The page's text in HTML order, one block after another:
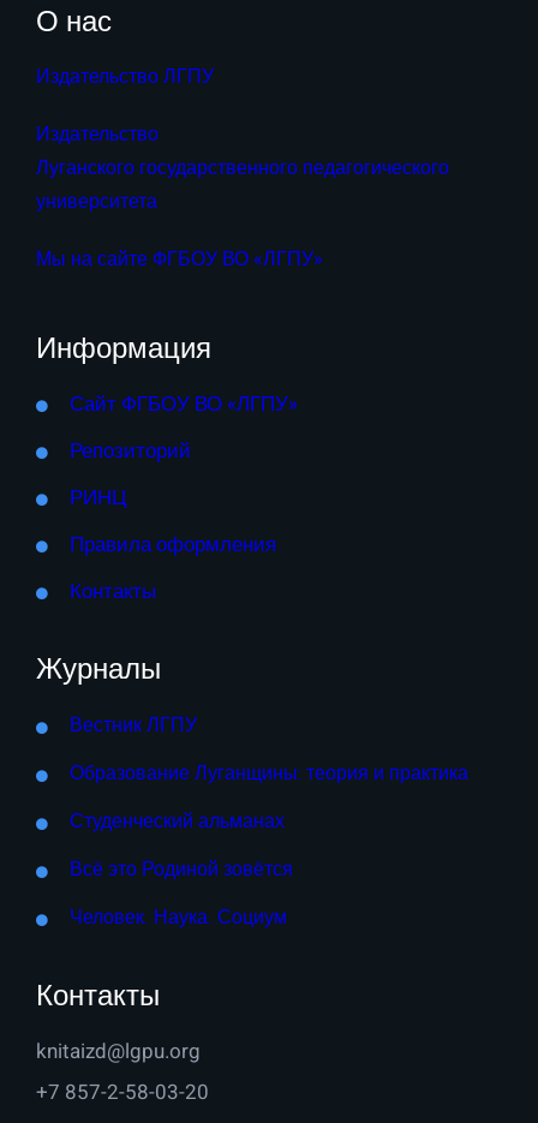
О нас
Издательство ЛГПУ
Издательство
Луганского государственного педагогического
университета
Мы на сайте ФГБОУ ВО «ЛГПУ»
Информация
Сайт ФГБОУ ВО «ЛГПУ»
Репозиторий
РИНЦ
Правила оформления
Контакты
Журналы
Вестник ЛГПУ
Образование Луганщины: теория и практика
Студенческий альманах
Всё это Родиной зовётся
Человек. Наука. Социум
Контакты
knitaizd@lgpu.org
+7 857-2-58-03-20